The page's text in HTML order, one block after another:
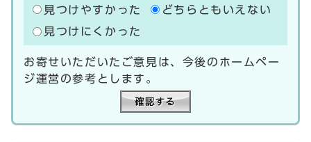
見つけやすかった
どちらともいえない
見つけにくかった
お寄せいただいたご意見は、今後のホームペー
ジ運営の参考とします。